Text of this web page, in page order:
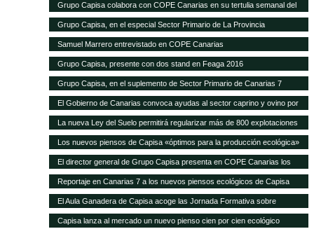
Grupo Capisa colabora con COPE Canarias en su tertulia semanal del
Sector Primario
Grupo Capisa, en el especial Sector Primario de La Provincia
Samuel Marrero entrevistado en COPE Canarias
Grupo Capisa, presente con dos stand en Feaga 2016
Grupo Capisa, en el suplemento de Sector Primario de Canarias 7
El Gobierno de Canarias convoca ayudas al sector caprino y ovino por
seis millones de euros
La nueva Ley del Suelo permitirá regularizar más de 800 explotaciones
agrícolas y ganaderas
Los nuevos piensos de Capisa «óptimos para la producción ecológica»
El director general de Grupo Capisa presenta en COPE Canarias los
nuevos piensos ecológicos
Reportaje en Canarias 7 a los nuevos piensos ecológicos de Capisa
El Aula Ganadera de Capisa acoge las Jornada Formativa sobre
Avicultura de Puesta
Capisa lanza al mercado un nuevo pienso cien por cien ecológico